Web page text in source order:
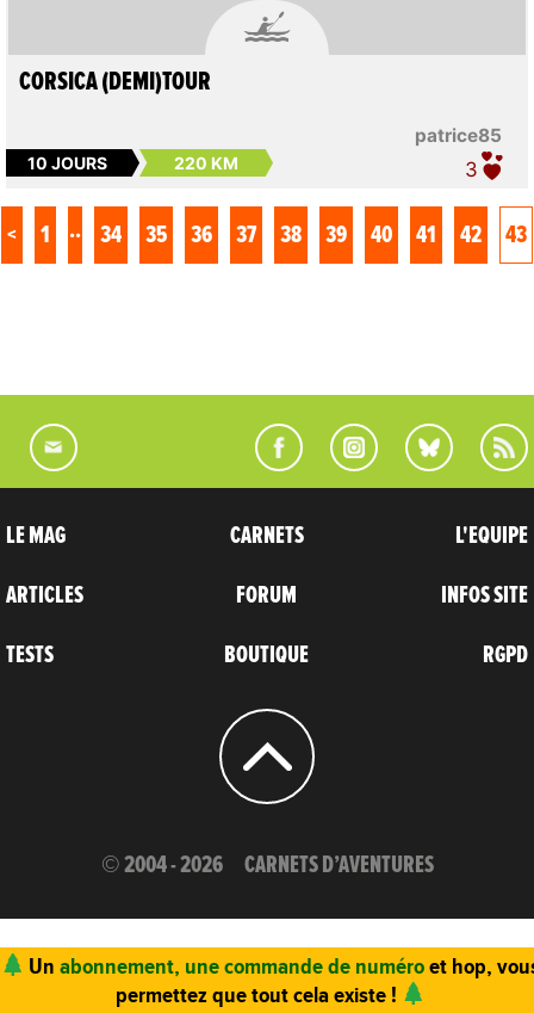

patrice85
CORSICA (DEMI)TOUR
10 JOURS 220 KM 3
< 1 .. 34 35 36 37 38 39 40 41 42 43
LE MAG
ARTICLES
TESTS
CARNETS
FORUM
BOUTIQUE
L'EQUIPE
INFOS SITE
RGPD
© 2004 - 2026 CARNETS D’AVENTURES
Un abonnement, une commande de numéroet hop,
permettez que tout cela existe !